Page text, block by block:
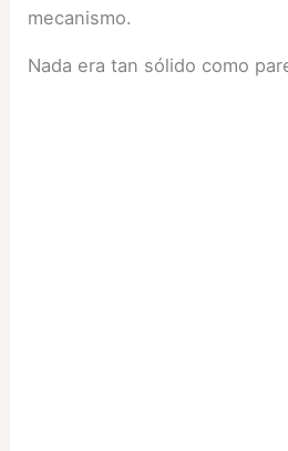
mecanismo.
Nada era tan sólido como